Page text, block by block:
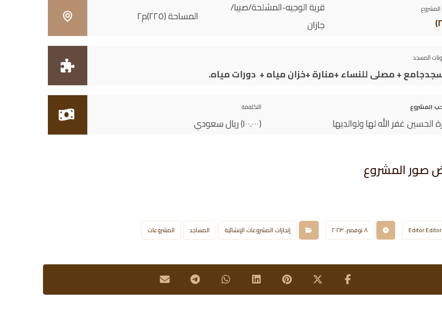
قرية الوجيه-المشلحة/صبيا/
جازان
المساحة (٢٢٥)م٢
المسجد
+ مصلى للنساء +منارة +خزان مياه + دورات مياه.
المشروع
الحسين غفر الله لها ولوالديها
التكلففة
(١٠٠.٠٠٠) ريال سعودي
صور المشروع​
Editor Editor ٨ نوفمبر، ٢٠٢٣ إنجازات المشروعات الإنشائية المساجد المشروعات